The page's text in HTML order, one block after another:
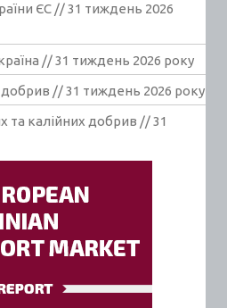
ЄС // 31 тиждень 2026
// 31 тиждень 2026 року
// 31 тиждень 2026 року
та калійних добрив // 31